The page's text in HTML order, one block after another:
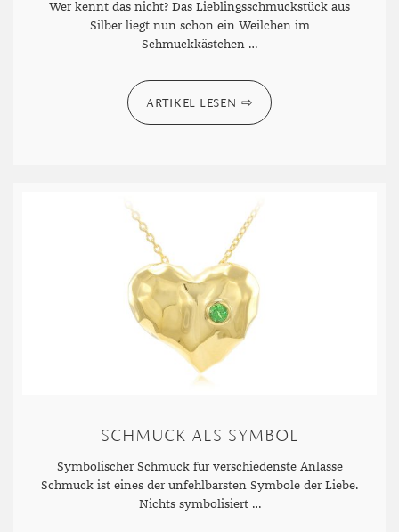
Wer kennt das nicht? Das Lieblingsschmuckstück aus
Silber liegt nun schon ein Weilchen im
Schmuckkästchen …
ARTIKEL LESEN
SCHMUCK ALS SYMBOL
Symbolischer Schmuck für verschiedenste Anlässe
Schmuck ist eines der unfehlbarsten Symbole der Liebe.
Nichts symbolisiert …